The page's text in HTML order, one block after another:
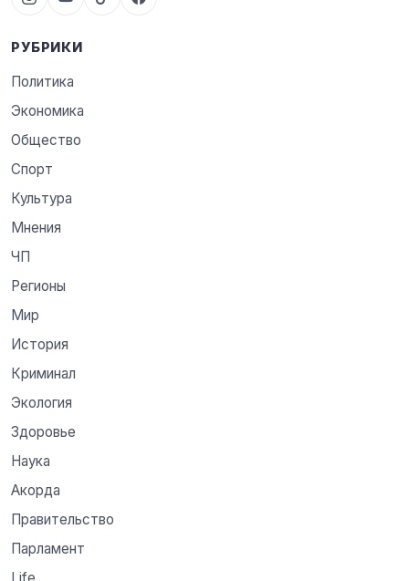
РУБРИКИ
Политика
Экономика
Общество
Спорт
Культура
Мнения
ЧП
Регионы
Мир
История
Криминал
Экология
Здоровье
Наука
Акорда
Правительство
Парламент
Life